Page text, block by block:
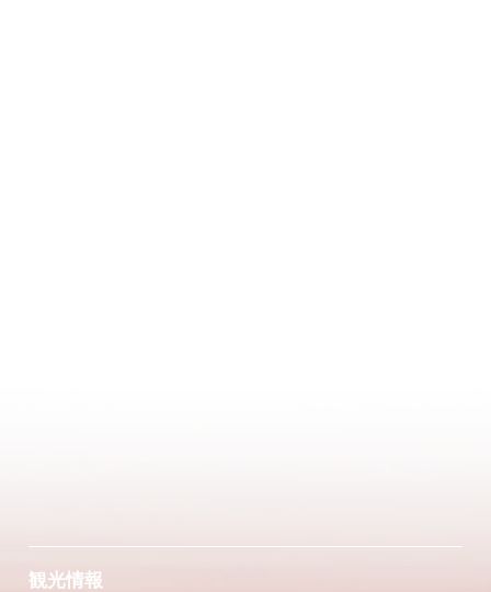
観光情報